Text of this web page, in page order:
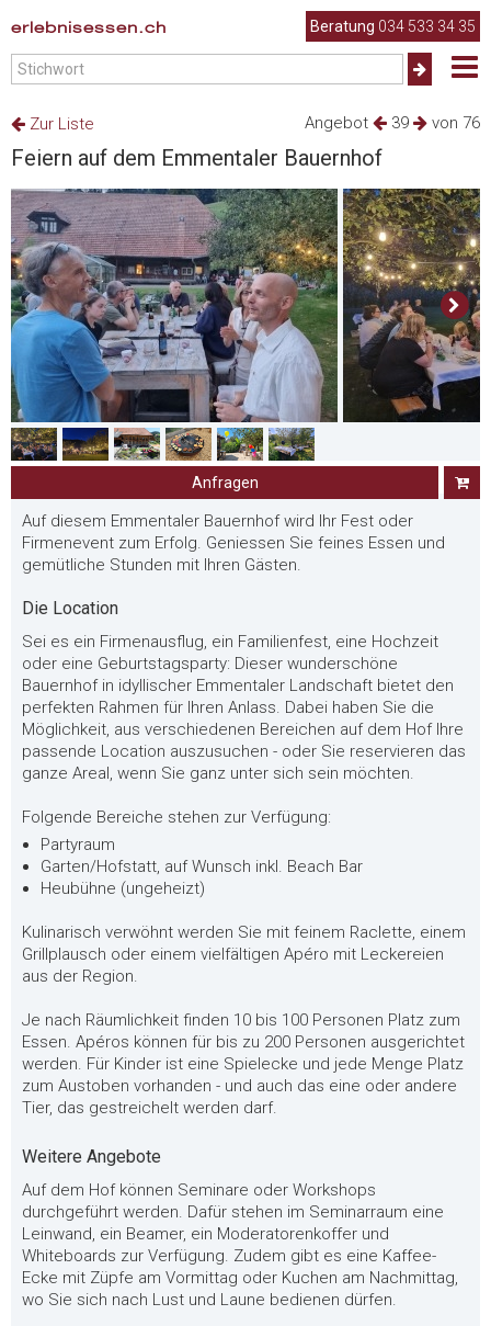
erlebnisessen.ch Beratung 034 533 34 35
Angebot 39 von 76
Zur Liste
Feiern auf dem Emmentaler Bauernhof
Anfragen
Auf diesem Emmentaler Bauernhof wird Ihr Fest oder
Firmenevent zum Erfolg. Geniessen Sie feines Essen und
gemütliche Stunden mit Ihren Gästen.
Die Location
Sei es ein Firmenausflug, ein Familienfest, eine Hochzeit
oder eine Geburtstagsparty: Dieser wunderschöne
Bauernhof in idyllischer Emmentaler Landschaft bietet den
perfekten Rahmen für Ihren Anlass. Dabei haben Sie die
Möglichkeit, aus verschiedenen Bereichen auf dem Hof Ihre
passende Location auszusuchen - oder Sie reservieren das
ganze Areal, wenn Sie ganz unter sich sein möchten.
Folgende Bereiche stehen zur Verfügung:
Partyraum
Garten/Hofstatt, auf Wunsch inkl. Beach Bar
Heubühne (ungeheizt)
Kulinarisch verwöhnt werden Sie mit feinem Raclette, einem
Grillplausch oder einem vielfältigen Apéro mit Leckereien
aus der Region.
Je nach Räumlichkeit finden 10 bis 100 Personen Platz zum
Essen. Apéros können für bis zu 200 Personen ausgerichtet
werden. Für Kinder ist eine Spielecke und jede Menge Platz
zum Austoben vorhanden - und auch das eine oder andere
Tier, das gestreichelt werden darf.
Weitere Angebote
Auf dem Hof können Seminare oder Workshops
durchgeführt werden. Dafür stehen im Seminarraum eine
Leinwand, ein Beamer, ein Moderatorenkoffer und
Whiteboards zur Verfügung. Zudem gibt es eine Kaffee-
Ecke mit Züpfe am Vormittag oder Kuchen am Nachmittag,
wo Sie sich nach Lust und Laune bedienen dürfen.